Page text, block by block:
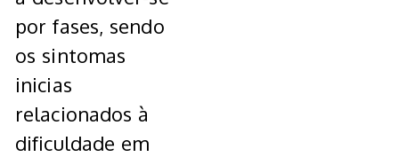
por fases, sendo
os sintomas
inicias
relacionados à
dificuldade em